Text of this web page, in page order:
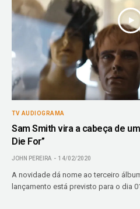
TV AUDIOGRAMA
Sam Smith vira a cabeça de
Die For”
JOHN PEREIRA 14/02/2020
A novidade dá nome ao terceiro
lançamento está previsto para o dia